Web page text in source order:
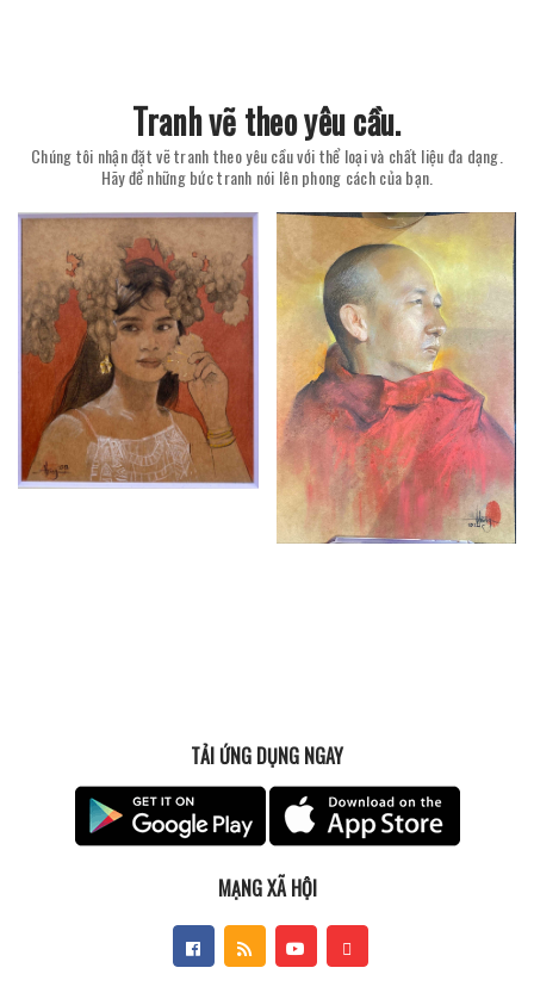
Tranh vẽ theo yêu cầu.
Chúng tôi nhận đặt vẽ tranh theo yêu cầu với thể loại và chất liệu đa dạng.
Hãy để những bức tranh nói lên phong cách của bạn.
TẢI ỨNG DỤNG NGAY
MẠNG XÃ HỘI